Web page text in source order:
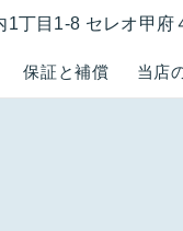
保証と補償 当店
1丁目1-8 セレオ甲府